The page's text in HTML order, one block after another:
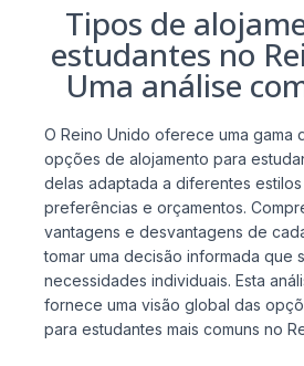
Tipos de
estudantes no
Uma análise
O Reino Unido oferece uma gama
opções de alojamento para
delas adaptada a diferentes estilos
preferências e orçamentos.
vantagens e desvantagens de
tomar uma decisão informada que
necessidades individuais. Esta
fornece uma visão global das
para estudantes mais comuns no